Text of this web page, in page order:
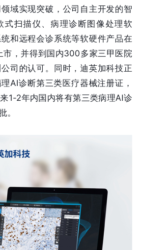
域实现突破，公司自主开发的智
式扫描仪、病理诊断图像处理软
和远程会诊系统等软硬件产品在
市，并得到国内300多家三甲医院
司的认可。同时，迪英加科技正
AI诊断第三类医疗器械注册证，
1-2年内国内将有第三类病理AI诊
。